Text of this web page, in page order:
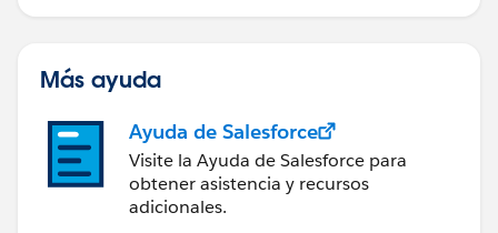
Más ayuda
Ayuda de Salesforce
Visite la Ayuda de Salesforce para
obtener asistencia y recursos
adicionales.